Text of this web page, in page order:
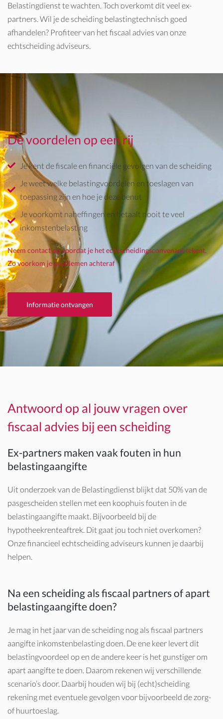
Belastingdienst te wachten. Toch overkomt dit veel ex-
partners. Wil je de scheiding belastingtechnisch goed
afhandelen? Profiteer van het fiscaal advies van onze
echtscheiding adviseurs.
De voordelen op een rij
Je kent de fiscale en financiële gevolgen van de scheiding
Je weet welke belastingvoordelen en toeslagen van
toepassing zijn en hoe je deze benut
Je voorkomt naheffingen en betaalt nooit te veel
inkomstenbelasting
Neem contact op voordat je het echtscheidingsconvenant tekent.
Zo voorkom je problemen achteraf
Informatie ontvangen
Antwoord op al jouw vragen over
fiscaal advies bij een scheiding
Ex-partners maken vaak fouten in hun
belastingaangifte
Uit onderzoek van de Belastingdienst blijkt dat 50% van de
pasgescheiden stellen met een koophuis fouten in de
belastingaangifte maakt. Bijvoorbeeld bij de
hypotheekrenteaftrek. Dit gaat jou toch niet overkomen?
Onze financieel echtscheiding adviseurs kunnen je daarbij
helpen.
Na een scheiding als fiscaal partners of apart
belastingaangifte doen?
Je mag in het jaar van de scheiding nog als fiscaal partners
aangifte inkomstenbelasting doen. De ene keer levert dit
belastingvoordeel op en de andere keer is het gunstiger om
apart aangifte te doen. Daarom rekenen wij verschillende
scenario’s door. Daarbij houden wij bij (echt)scheiding
rekening met eventuele gevolgen voor bijvoorbeeld de zorg-
of huurtoeslag.